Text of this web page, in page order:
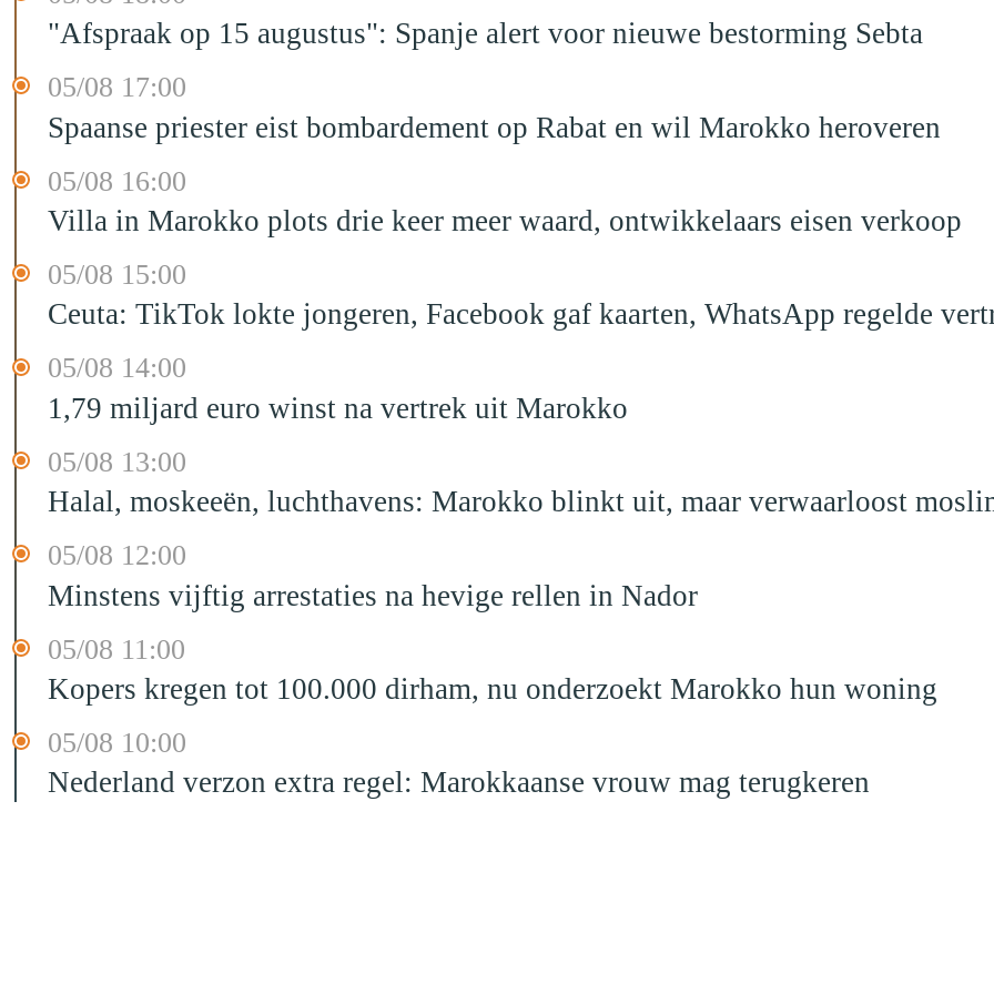
"Afspraak op 15 augustus": Spanje alert voor nieuwe bestorming Sebta
05/08 17:00
Spaanse priester eist bombardement op Rabat en wil Marokko heroveren
05/08 16:00
Villa in Marokko plots drie keer meer waard, ontwikkelaars eisen verkoop
05/08 15:00
Ceuta: TikTok lokte jongeren, Facebook gaf kaarten, WhatsApp regelde
05/08 14:00
1,79 miljard euro winst na vertrek uit Marokko
05/08 13:00
Halal, moskeeën, luchthavens: Marokko blinkt uit, maar verwaarloost
05/08 12:00
Minstens vijftig arrestaties na hevige rellen in Nador
05/08 11:00
Kopers kregen tot 100.000 dirham, nu onderzoekt Marokko hun woning
05/08 10:00
Nederland verzon extra regel: Marokkaanse vrouw mag terugkeren